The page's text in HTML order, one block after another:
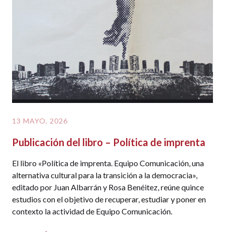
13 MAYO, 2026
Publicación del libro – Política de imprenta
El libro «Política de imprenta. Equipo Comunicación, una
alternativa cultural para la transición a la democracia»,
editado por Juan Albarrán y Rosa Benéitez, reúne quince
estudios con el objetivo de recuperar, estudiar y poner en
contexto la actividad de Equipo Comunicación.